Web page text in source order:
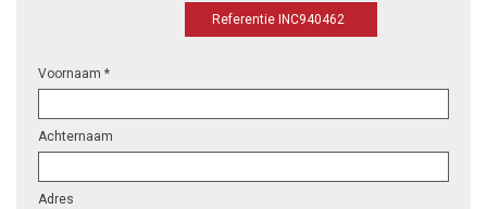
Referentie INC940462
Voornaam *
Achternaam
Adres